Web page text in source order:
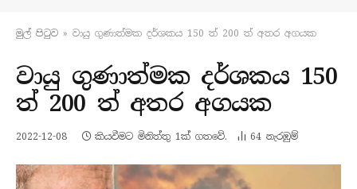
මුල් පිටු​ව » වායු ගුණාත්මක දර්ශකය 150 ත් 200 ත් අතර අගයක
වායු ගුණාත්මක දර්ශකය 150
ත් 200 ත් අතර අගයක
2022-12-08 කියවීමට මිනිත්තු 1ක් ගතවේ. 64 නැරඹු​ම්